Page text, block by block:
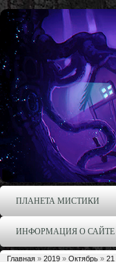
ПЛАНЕТА МИСТИКИ
ИНФОРМАЦИЯ О САЙТЕ
Главная » 2019 » Октябрь » 21